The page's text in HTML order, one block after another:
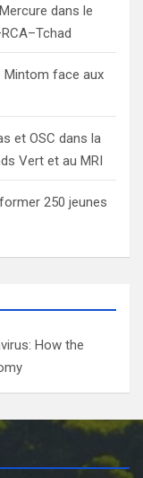
dans le
Mintom face aux
et OSC dans la
Vert et au MRI
250 jeunes
How the